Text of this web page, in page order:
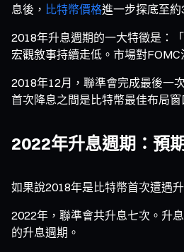
息後， 比特幣價格進一步探底至約
2018年升息週期的一大特徵是：
宏觀敘事持續走低。市場對
2018年12月，聯準會完成最後一
首次降息之間是比特幣最佳布局
2022年升息週期：預
如果說2018年是比特幣首次遭遇
2022年，聯準會共升息七次。升
的升息週期。